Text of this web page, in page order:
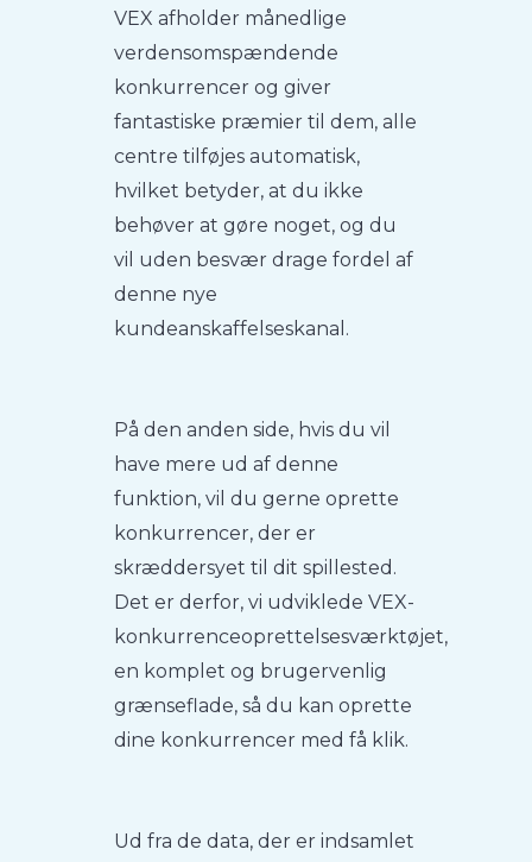
VEX afholder månedlige
verdensomspændende
konkurrencer og giver
fantastiske præmier til dem, alle
centre tilføjes automatisk,
hvilket betyder, at du ikke
behøver at gøre noget, og du
vil uden besvær drage fordel af
denne nye
kundeanskaffelseskanal.
På den anden side, hvis du vil
have mere ud af denne
funktion, vil du gerne oprette
konkurrencer, der er
skræddersyet til dit spillested.
Det er derfor, vi udviklede VEX-
konkurrenceoprettelsesværktøjet,
en komplet og brugervenlig
grænseflade, så du kan oprette
dine konkurrencer med få klik.
Ud fra de data, der er indsamlet